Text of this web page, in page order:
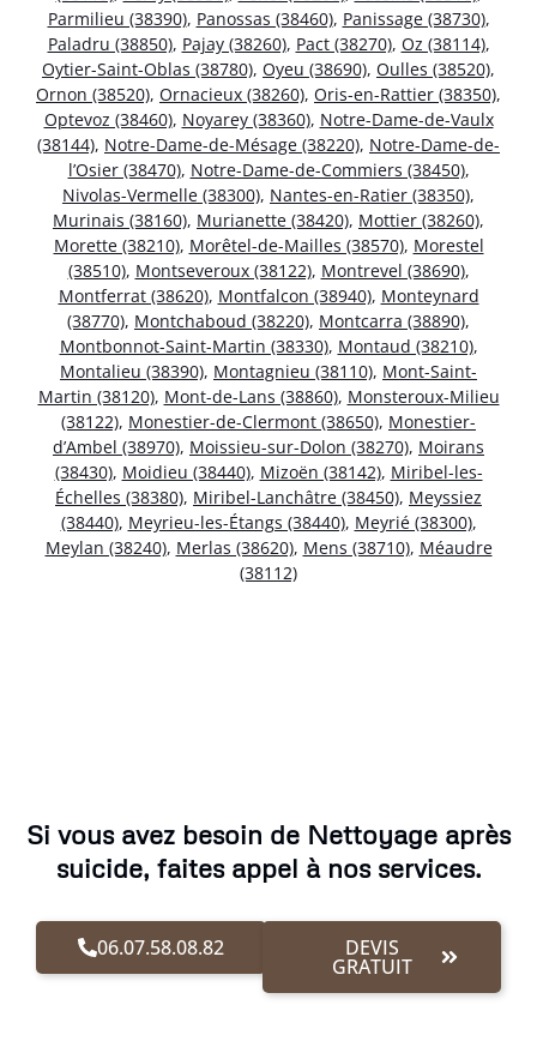
Parmilieu (38390), Panossas (38460), Panissage (38730),
Paladru (38850), Pajay (38260), Pact (38270), Oz (38114),
Oytier-Saint-Oblas (38780), Oyeu (38690), Oulles (38520),
Ornon (38520), Ornacieux (38260), Oris-en-Rattier (38350),
Optevoz (38460), Noyarey (38360), Notre-Dame-de-Vaulx
(38144), Notre-Dame-de-Mésage (38220), Notre-Dame-de-
l’Osier (38470), Notre-Dame-de-Commiers (38450),
Nivolas-Vermelle (38300), Nantes-en-Ratier (38350),
Murinais (38160), Murianette (38420), Mottier (38260),
Morette (38210), Morêtel-de-Mailles (38570), Morestel
(38510), Montseveroux (38122), Montrevel (38690),
Montferrat (38620), Montfalcon (38940), Monteynard
(38770), Montchaboud (38220), Montcarra (38890),
Montbonnot-Saint-Martin (38330), Montaud (38210),
Montalieu (38390), Montagnieu (38110), Mont-Saint-
Martin (38120), Mont-de-Lans (38860), Monsteroux-Milieu
(38122), Monestier-de-Clermont (38650), Monestier-
d’Ambel (38970), Moissieu-sur-Dolon (38270), Moirans
(38430), Moidieu (38440), Mizoën (38142), Miribel-les-
Échelles (38380), Miribel-Lanchâtre (38450), Meyssiez
(38440), Meyrieu-les-Étangs (38440), Meyrié (38300),
Meylan (38240), Merlas (38620), Mens (38710), Méaudre
(38112)
Si vous avez besoin de Nettoyage après
suicide, faites appel à nos services.
06.07.58.08.82 DEVIS
GRATUIT